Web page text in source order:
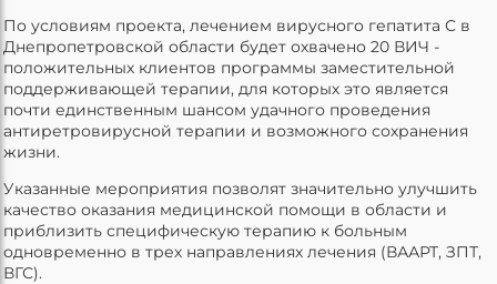
По условиям проекта, лечением вирусного гепатита С в
Днепропетровской области будет охвачено 20 ВИЧ -
положительных клиентов программы заместительной
поддерживающей терапии, для которых это является
почти единственным шансом удачного проведения
антиретровирусной терапии и возможного сохранения
жизни.
Указанные мероприятия позволят значительно улучшить
качество оказания медицинской помощи в области и
приблизить специфическую терапию к больным
одновременно в трех направлениях лечения (ВААРТ, ЗПТ,
ВГС).